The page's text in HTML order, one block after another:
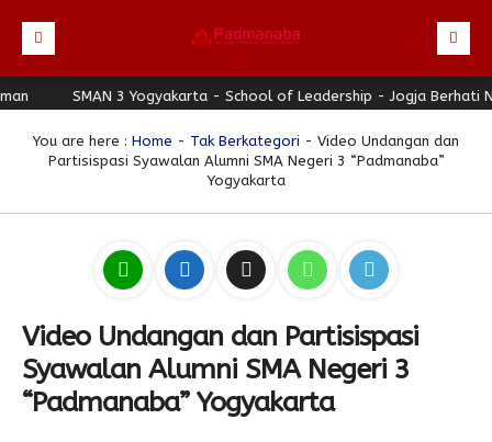
Beranda
Profil
Direktori
Download
Hubungi Kami
Bulletin
SMAN 3 Yogyakarta - School of Leadership - Jogja Berhati
You are here : Home - Tak Berkategori - Video Undangan dan
Partisispasi Syawalan Alumni SMA Negeri 3 “Padmanaba”
Yogyakarta
Video Undangan dan Partisispasi
Syawalan Alumni SMA Negeri 3
“Padmanaba” Yogyakarta